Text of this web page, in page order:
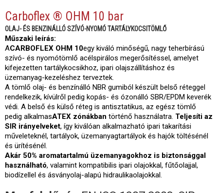
Carboflex ® OHM 10 bar
OLAJ- ÉS BENZINÁLLÓ SZÍVÓ-NYOMÓ TARTÁLYKOCSITÖMLŐ
Műszaki leírás:
ACARBOFLEX OHM 10egy kiváló minőségű, nagy teherbírású
szívó- és nyomótömlő acélspirálos megerősítéssel, amelyet
kifejezetten tartálykocsikhoz, ipari olajszállításhoz és
üzemanyag-kezeléshez terveztek.
A tömlő olaj- és benzínálló NBR gumiból készült belső réteggel
rendelkezik, kívülről pedig kopás- és ózonálló SBR/EPDM keverék
védi. A belső és külső réteg is antisztatikus, az egész tömlő
pedig alkalmasATEX zónákban történő használatra. Teljesíti az
SIR irányelveket, így kiválóan alkalmazható ipari takarítási
műveleteknél, tartályok, üzemanyagtartályok és hajók töltésénél
és ürítésénél.
Akár 50% aromatartalmú üzemanyagokhoz is biztonsággal
használható, valamint kompatibilis ipari olajokkal, fűtőolajjal,
biodízellel és ásványolaj-alapú hidraulikaolajokkal.